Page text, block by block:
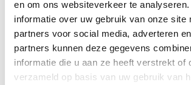
en om ons websiteverkeer te
informatie over uw gebruik van onze site
partners voor social media, adverteren
partners kunnen deze gegevens
informatie die u aan ze heeft verstrekt of
verzameld op basis van uw gebruik van
VRAGEN OVER DIT PROJECT?
Gebruik onderstaand formulier om uw
bel ons: